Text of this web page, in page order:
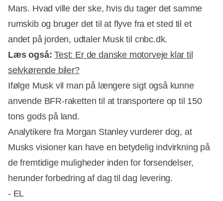
Mars. Hvad ville der ske, hvis du tager det samme
rumskib og bruger det til at flyve fra et sted til et
andet på jorden, udtaler Musk til cnbc.dk.
Læs også: Test: Er de danske motorveje klar til
selvkørende biler?
Ifølge Musk vil man på længere sigt også kunne
anvende BFR-raketten til at transportere op til 150
tons gods på land.
Analytikere fra Morgan Stanley vurderer dog, at
Musks visioner kan have en betydelig indvirkning på
de fremtidige muligheder inden for forsendelser,
herunder forbedring af dag til dag levering.
- EL